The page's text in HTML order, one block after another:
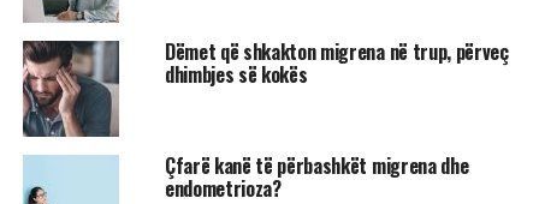
Dëmet që shkakton migrena në trup, përveç
dhimbjes së kokës
Çfarë kanë të përbashkët migrena dhe
endometrioza?